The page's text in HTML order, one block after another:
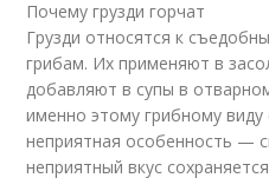
Почему грузди горчат
Грузди относятся к
грибам. Их применяют в
добавляют в супы в
именно этому грибному виду
неприятная особенность —
неприятный вкус